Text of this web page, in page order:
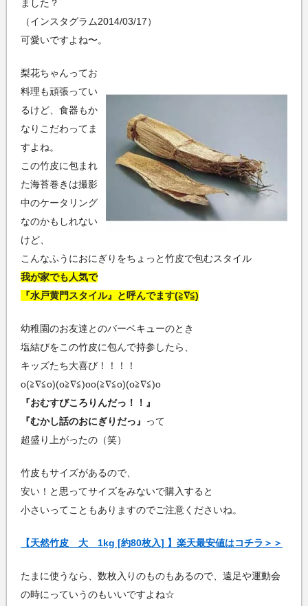
ました？
（インスタグラム2014/03/17）
可愛いですよね〜。
梨花ちゃんってお
料理も頑張ってい
るけど、食器もか
なりこだわってま
すよね。
この竹皮に包まれ
た海苔巻きは撮影
中のケータリング
なのかもしれない
けど、
こんなふうにおにぎりをちょっと竹皮で包むスタイル
我が家でも人気で
『水戸黄門スタイル』と呼んでます(≧∇≦)
幼稚園のお友達とのバーベキューのとき
塩結びをこの竹皮に包んで持参したら、
キッズたち大喜び！！！！
o(≧∇≦o)(o≧∇≦)oo(≧∇≦o)(o≧∇≦)o
『おむすびころりんだっ！！』
『むかし話のおにぎりだっ』
って
超盛り上がったの（笑）
竹皮もサイズがあるので、
安い！と思ってサイズをみないで購入すると
小さいってこともありますのでご注意くださいね。
【天然竹皮 大 1kg [約80枚入] 】楽天最安値はコチラ＞＞
たまに使うなら、数枚入りのものもあるので、遠足や運動会
の時にっていうのもいいですよね☆